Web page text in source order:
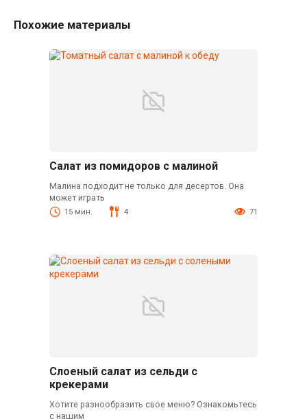
Похожие материалы
Салат из помидоров с малиной
Малина подходит не только для десертов. Она
может играть
15 мин. 4 71
Слоеный салат из сельди с
крекерами
Хотите разнообразить свое меню? Ознакомьтесь
с нашим